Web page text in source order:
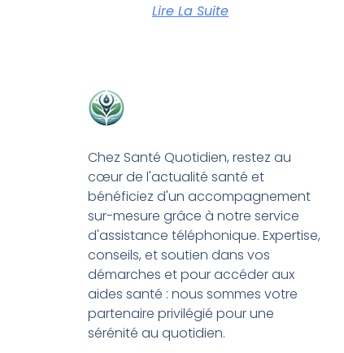
Lire La Suite
Chez Santé Quotidien, restez au
cœur de l'actualité santé et
bénéficiez d'un accompagnement
sur-mesure grâce à notre service
d'assistance téléphonique. Expertise,
conseils, et soutien dans vos
démarches et pour accéder aux
aides santé : nous sommes votre
partenaire privilégié pour une
sérénité au quotidien.